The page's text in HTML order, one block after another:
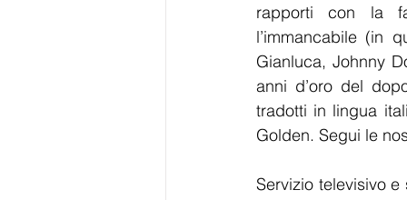
rapporti con la
l’immancabile (in
Gianluca, Johnny
anni d’oro del
tradotti in lingua
Golden. Segui le
Servizio televisivo